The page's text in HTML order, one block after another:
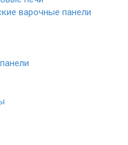
варочные панели